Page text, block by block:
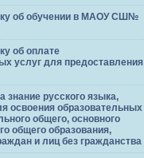
об обучении в МАОУ СШ№
об оплате
услуг для предоставления
знание русского языка,
освоения образовательных
общего, основного
общего образования,
и лиц без гражданства